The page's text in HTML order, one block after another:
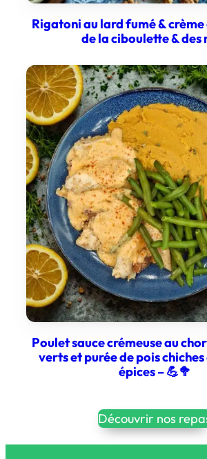
Rigatoni au lard fumé & crème
de la ciboulette & des
Poulet sauce crémeuse au
verts et purée de pois
épices – 💪🥦
Découvrir nos